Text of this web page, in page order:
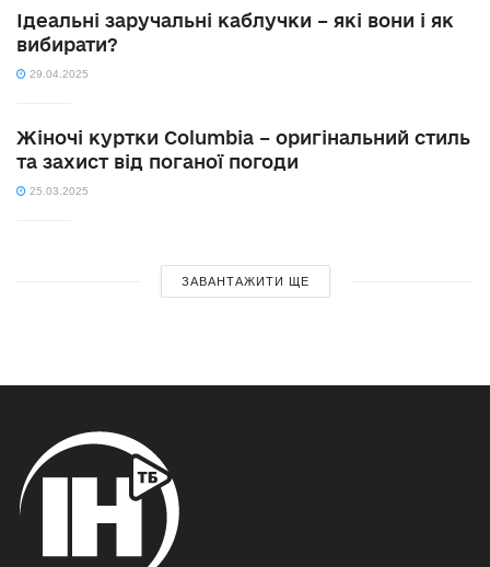
Ідеальні заручальні каблучки – які вони і як
вибирати?
29.04.2025
Жіночі куртки Columbia – оригінальний стиль
та захист від поганої погоди
25.03.2025
ЗАВАНТАЖИТИ ЩЕ